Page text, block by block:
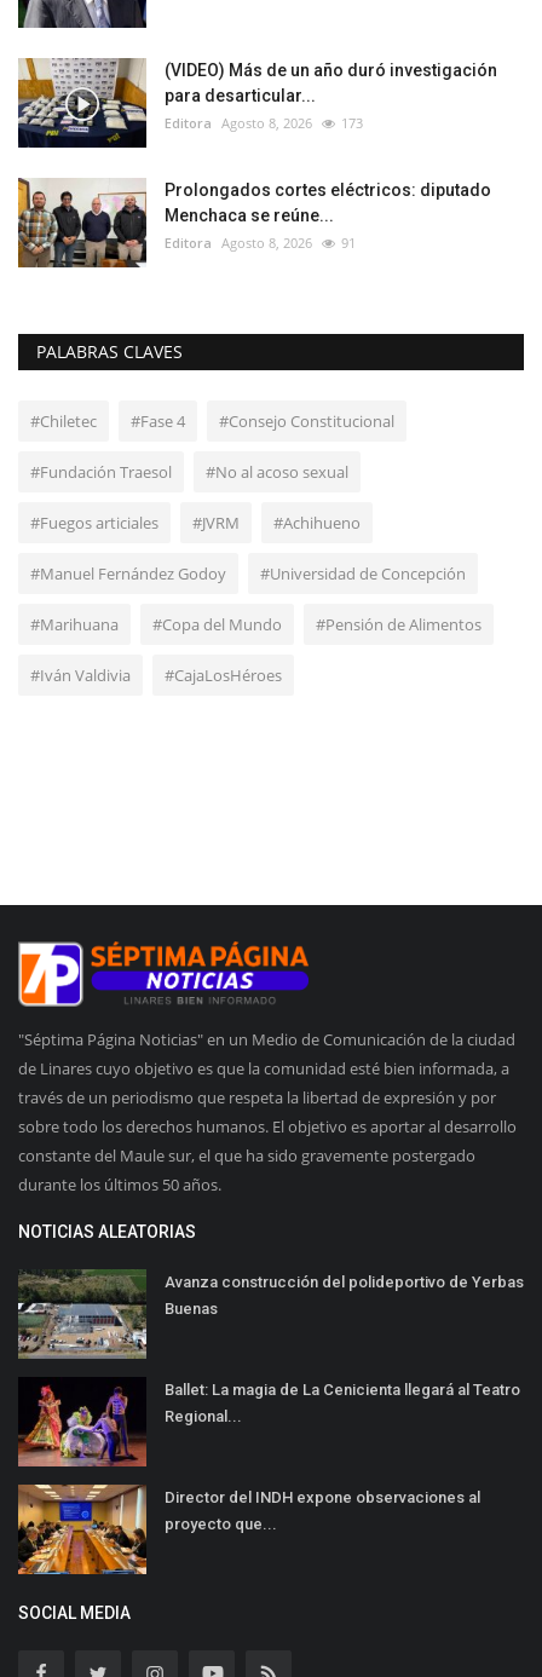
(VIDEO) Más de un año duró investigación
para desarticular...
Editora Agosto 8, 2026 173
Prolongados cortes eléctricos: diputado
Menchaca se reúne...
Editora Agosto 8, 2026 91
PALABRAS CLAVES
#Chiletec #Fase 4 #Consejo Constitucional
#Fundación Traesol #No al acoso sexual
#Fuegos articiales #JVRM #Achihueno
#Manuel Fernández Godoy #Universidad de Concepción
#Marihuana #Copa del Mundo #Pensión de Alimentos
#Iván Valdivia #CajaLosHéroes
"Séptima Página Noticias" en un Medio de Comunicación de la ciudad
de Linares cuyo objetivo es que la comunidad esté bien informada, a
través de un periodismo que respeta la libertad de expresión y por
sobre todo los derechos humanos. El objetivo es aportar al desarrollo
constante del Maule sur, el que ha sido gravemente postergado
durante los últimos 50 años.
NOTICIAS ALEATORIAS
Avanza construcción del polideportivo de Yerbas
Buenas
Ballet: La magia de La Cenicienta llegará al Teatro
Regional...
Director del INDH expone observaciones al
proyecto que...
SOCIAL MEDIA